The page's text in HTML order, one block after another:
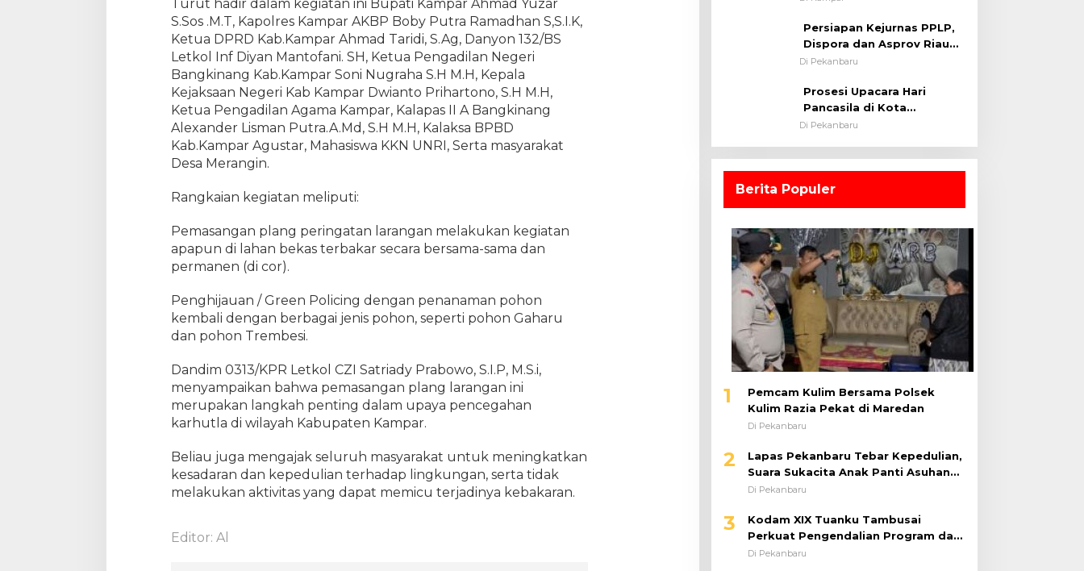
h
a
n
B
e
k
a
s
K
e
a
r
a
n
u
t
a
d
a
n
L
a
n
D
a
Turut hadir dalam kegiatan ini Bupati Kampar Ahmad Yuzar
S.Sos .M.T, Kapolres Kampar AKBP Boby Putra Ramadhan S,S.I.K,
Ketua DPRD Kab.Kampar Ahmad Taridi, S.Ag, Danyon 132/BS
Letkol Inf Diyan Mantofani. SH, Ketua Pengadilan Negeri
Bangkinang Kab.Kampar Soni Nugraha S.H M.H, Kepala
Kejaksaan Negeri Kab Kampar Dwianto Prihartono, S.H M.H,
Ketua Pengadilan Agama Kampar, Kalapas II A Bangkinang
Alexander Lisman Putra.A.Md, S.H M.H, Kalaksa BPBD
Kab.Kampar Agustar, Mahasiswa KKN UNRI, Serta masyarakat
Desa Merangin.
Rangkaian kegiatan meliputi:
Pemasangan plang peringatan larangan melakukan kegiatan
apapun di lahan bekas terbakar secara bersama-sama dan
permanen (di cor).
Penghijauan / Green Policing dengan penanaman pohon
kembali dengan berbagai jenis pohon, seperti pohon Gaharu
dan pohon Trembesi.
Dandim 0313/KPR Letkol CZI Satriady Prabowo, S.I.P, M.S.i,
menyampaikan bahwa pemasangan plang larangan ini
merupakan langkah penting dalam upaya pencegahan
karhutla di wilayah Kabupaten Kampar.
Beliau juga mengajak seluruh masyarakat untuk meningkatkan
kesadaran dan kepedulian terhadap lingkungan, serta tidak
melakukan aktivitas yang dapat memicu terjadinya kebakaran.
Editor: Al
Persiapan Kejurnas PPLP,
Dispora dan Asprov Riau
Tinjau Kelayakan Rumput
Di Pekanbaru
Prosesi Upacara Hari
Pancasila di Kota
Pekanbaru Tetap Khidmat
Di Pekanbaru
Berita Populer
1
Pemcam Kulim Bersama Polsek
Kulim Razia Pekat di Maredan
Di Pekanbaru
2
Lapas Pekanbaru Tebar Kepedulian,
Suara Sukacita Anak Panti Asuhan
Kemuliaan Iringi Bantuan Sosial
Di Pekanbaru
3
Kodam XIX Tuanku Tambusai
Perkuat Pengendalian Program dan
Implementasi Doktrin TNI AD
Di Pekanbaru